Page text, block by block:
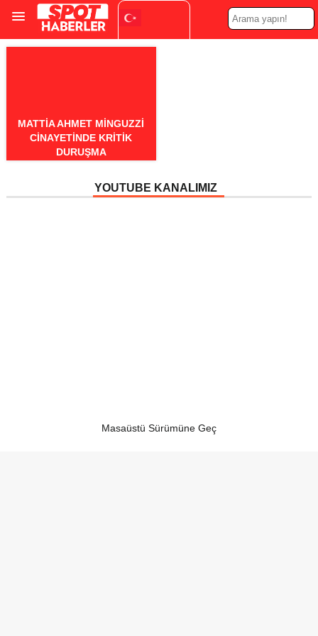
Turkish
MATTIA AHMET MINGUZZI
CINAYETINDE KRITIK
DURUŞMA
YOUTUBE KANALIMIZ
Masaüstü Sürümüne Geç